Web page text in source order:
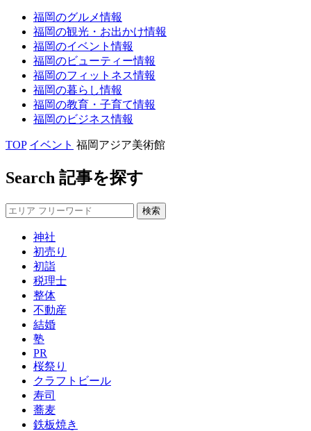
福岡のグルメ情報
福岡の観光・お出かけ情報
福岡のイベント情報
福岡のビューティー情報
福岡のフィットネス情報
福岡の暮らし情報
福岡の教育・子育て情報
福岡のビジネス情報
TOP イベント 福岡アジア美術館
Search 記事を探す
神社
初売り
初詣
税理士
整体
不動産
結婚
塾
PR
桜祭り
クラフトビール
寿司
蕎麦
鉄板焼き